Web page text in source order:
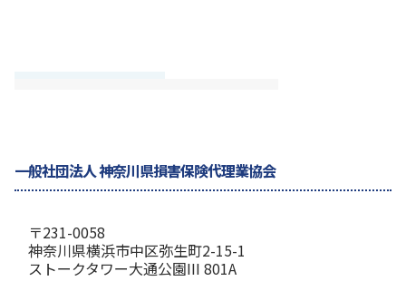
一般社団法人 神奈川県損害保険代理業協会
〒231-0058
神奈川県横浜市中区弥生町2-15-1
ストークタワー大通公園III 801A